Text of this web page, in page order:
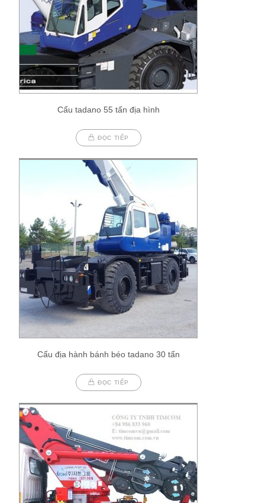
Cẩu tadano 55 tấn địa hình
ĐỌC TIẾP
Cẩu địa hành bánh béo tadano 30 tấn
ĐỌC TIẾP